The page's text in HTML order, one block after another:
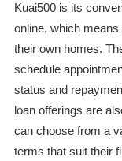
Kuai500 is its
online, which
their own homes.
schedule
status and
loan offerings are
can choose from a
terms that suit their